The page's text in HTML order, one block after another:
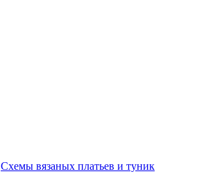
Схемы вязаных платьев и туник